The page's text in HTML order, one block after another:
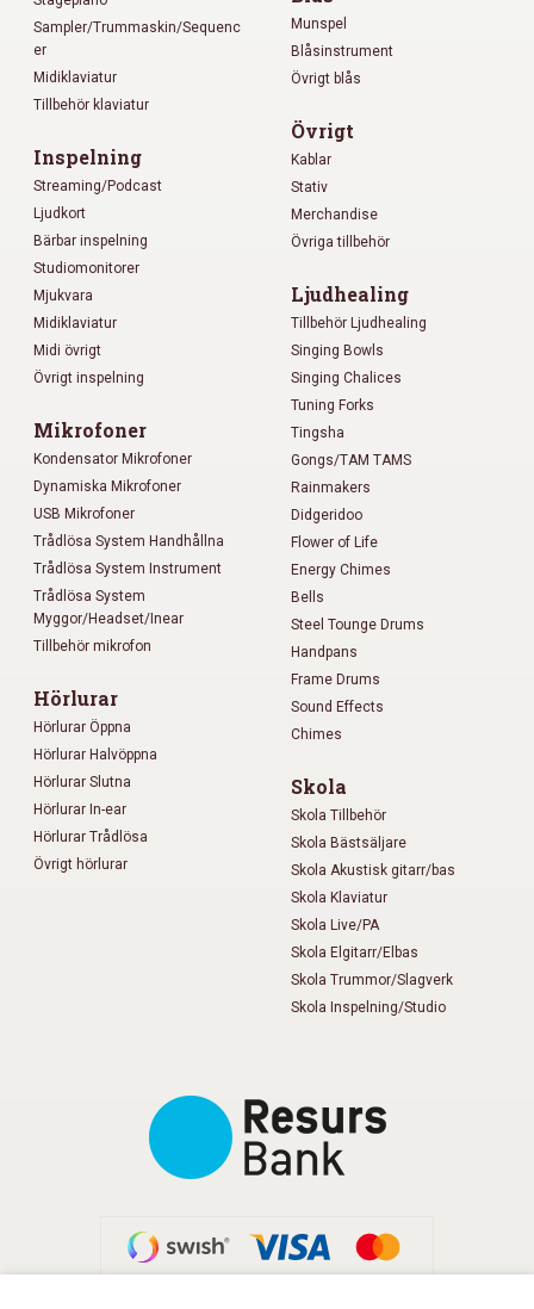
Sampler/Trummaskin/Sequenc
er
Midiklaviatur
Tillbehör klaviatur
Inspelning
Streaming/Podcast
Ljudkort
Bärbar inspelning
Studiomonitorer
Mjukvara
Midiklaviatur
Midi övrigt
Övrigt inspelning
Mikrofoner
Kondensator Mikrofoner
Dynamiska Mikrofoner
USB Mikrofoner
Trådlösa System Handhållna
Trådlösa System Instrument
Trådlösa System
Myggor/Headset/Inear
Tillbehör mikrofon
Hörlurar
Hörlurar Öppna
Hörlurar Halvöppna
Hörlurar Slutna
Hörlurar In-ear
Hörlurar Trådlösa
Övrigt hörlurar
Munspel
Blåsinstrument
Övrigt blås
Övrigt
Kablar
Stativ
Merchandise
Övriga tillbehör
Ljudhealing
Tillbehör Ljudhealing
Singing Bowls
Singing Chalices
Tuning Forks
Tingsha
Gongs/TAM TAMS
Rainmakers
Didgeridoo
Flower of Life
Energy Chimes
Bells
Steel Tounge Drums
Handpans
Frame Drums
Sound Effects
Chimes
Skola
Skola Tillbehör
Skola Bästsäljare
Skola Akustisk gitarr/bas
Skola Klaviatur
Skola Live/PA
Skola Elgitarr/Elbas
Skola Trummor/Slagverk
Skola Inspelning/Studio